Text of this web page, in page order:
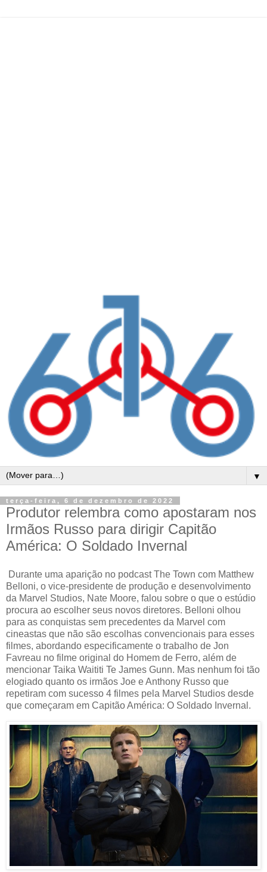
▼
terça-feira, 6 de dezembro de 2022
Produtor relembra como apostaram nos
Irmãos Russo para dirigir Capitão
América: O Soldado Invernal
Durante uma aparição no podcast The Town com Matthew
Belloni, o vice-presidente de produção e desenvolvimento
da Marvel Studios, Nate Moore, falou sobre o que o estúdio
procura ao escolher seus novos diretores. Belloni olhou
para as conquistas sem precedentes da Marvel com
cineastas que não são escolhas convencionais para esses
filmes, abordando especificamente o trabalho de Jon
Favreau no filme original do Homem de Ferro, além de
mencionar Taika Waititi Te James Gunn. Mas nenhum foi tão
elogiado quanto os irmãos Joe e Anthony Russo que
repetiram com sucesso 4 filmes pela Marvel Studios desde
que começaram em Capitão América: O Soldado Invernal.